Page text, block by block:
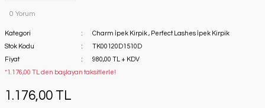
0 Yorum
Kategori Charm İpek Kirpik , Perfect Lashes İpek Kirpik
Stok Kodu
TK00120D1510D
Fiyat
980,00 TL + KDV
*1.176,00 TL den başlayan taksitlerle!
1.176,00 TL